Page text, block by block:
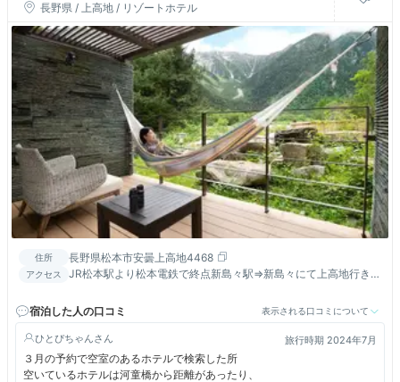
長野県 / 上高地 / リゾートホテル
住所 長野県松本市安曇上高地4468
アクセス
JR松本駅より松本電鉄で終点新島々駅⇒新島々にて上高地行きバ
に乗換。
宿泊した人の口コミ 表示される口コミについて
ひとぴちゃん 旅行時期 2024年7月
３月の予約で空室のあるホテルで検索した所
空いているホテルは河童橋から距離があったり、